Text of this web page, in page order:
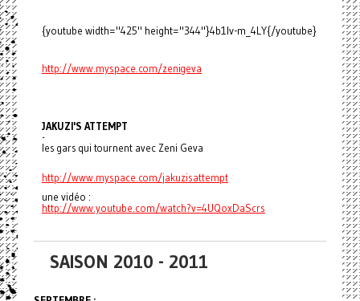
{youtube width="425" height="344"}4b1lv-m_4LY{/youtube}
http://www.myspace.com/zenigeva
JAKUZI'S ATTEMPT
-
les gars qui tournent avec Zeni Geva
http://www.myspace.com/jakuzisattempt
une vidéo :
http://www.youtube.com/watch?v=4UQoxDaScrs
SAISON 2010 - 2011